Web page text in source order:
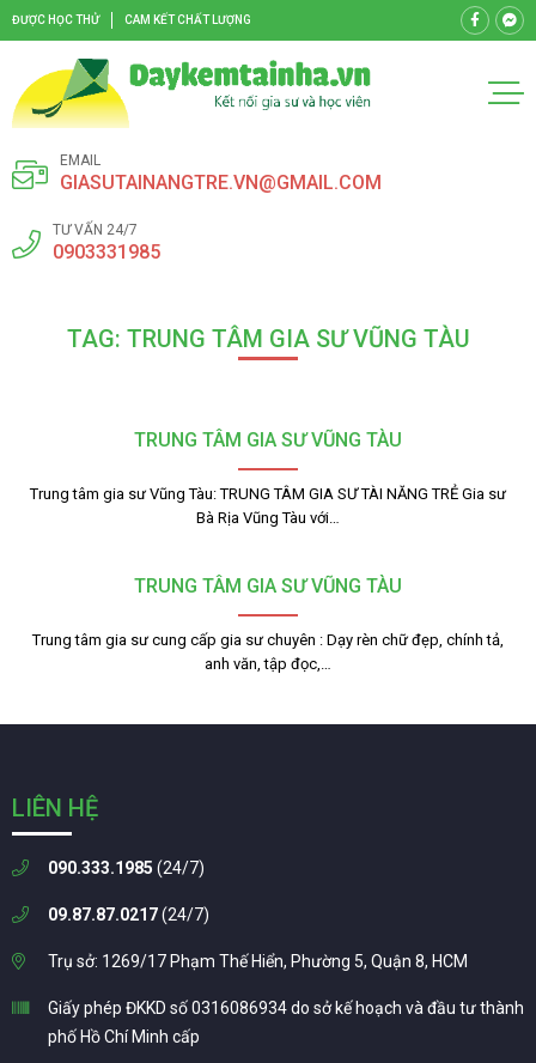
ĐƯỢC HỌC THỬ CAM KẾT CHẤT LƯỢNG
EMAIL
GIASUTAINANGTRE.VN@GMAIL.COM
TƯ VẤN 24/7
0903331985
TAG: TRUNG TÂM GIA SƯ VŨNG TÀU
TRUNG TÂM GIA SƯ VŨNG TÀU
Trung tâm gia sư Vũng Tàu: TRUNG TÂM GIA SƯ TÀI NĂNG TRẺ Gia sư
Bà Rịa Vũng Tàu với…
TRUNG TÂM GIA SƯ VŨNG TÀU
Trung tâm gia sư cung cấp gia sư chuyên : Dạy rèn chữ đẹp, chính tả,
anh văn, tập đọc,…
LIÊN HỆ
090.333.1985 (24/7)
09.87.87.0217(24/7)
Trụ sở: 1269/17 Phạm Thế Hiển, Phường 5, Quận 8, HCM
Giấy phép ĐKKD số 0316086934 do sở kế hoạch và đầu tư thành
phố Hồ Chí Minh cấp